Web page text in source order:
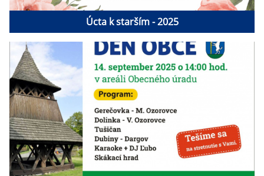
Úcta k starším - 2025